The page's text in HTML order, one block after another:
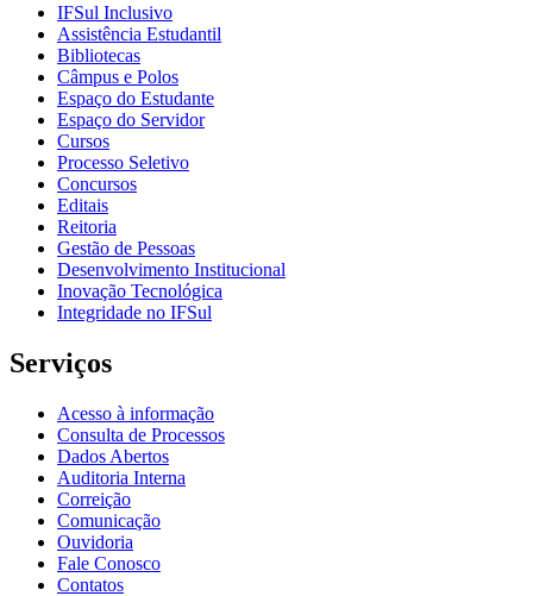
IFSul Inclusivo
Assistência Estudantil
Bibliotecas
Câmpus e Polos
Espaço do Estudante
Espaço do Servidor
Cursos
Processo Seletivo
Concursos
Editais
Reitoria
Gestão de Pessoas
Desenvolvimento Institucional
Inovação Tecnológica
Integridade no IFSul
Serviços
Acesso à informação
Consulta de Processos
Dados Abertos
Auditoria Interna
Correição
Comunicação
Ouvidoria
Fale Conosco
Contatos